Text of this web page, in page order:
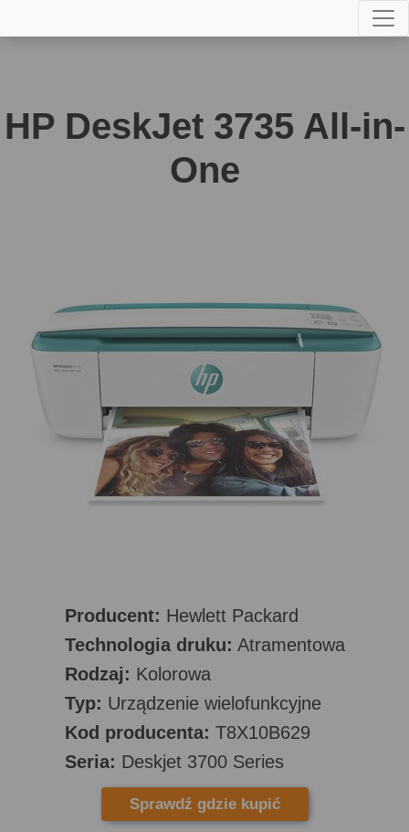
HP DeskJet 3735 All-in-
One
Producent: Hewlett Packard
Technologia druku: Atramentowa
Rodzaj: Kolorowa
Typ: Urządzenie wielofunkcyjne
Kod producenta: T8X10B629
Seria: Deskjet 3700 Series
Sprawdź gdzie kupić